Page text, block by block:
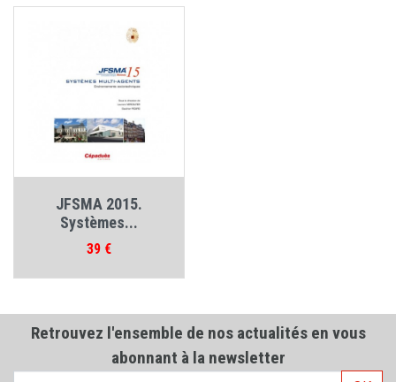
JFSMA 2015.
Systèmes...
Prix
39 €
Retrouvez l'ensemble de nos actualités en vous
abonnant à la newsletter